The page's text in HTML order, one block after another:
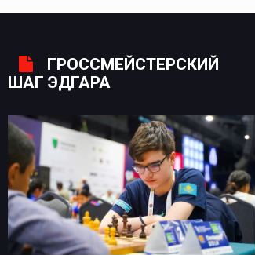
ГРОССМЕЙСТЕРСКИЙ
ШАГ ЭДГАРА